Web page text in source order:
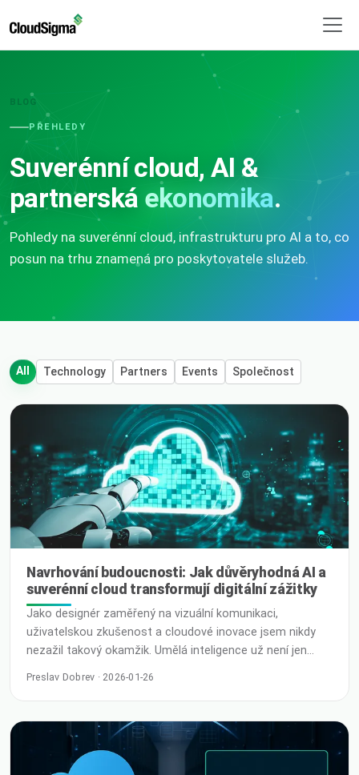
BLOG
PŘEHLEDY
Suverénní cloud, AI &
partnerská ekonomika.
Pohledy na suverénní cloud, infrastrukturu pro AI a to, co
posun na trhu znamená pro poskytovatele služeb.
All Technology Partners Events Společnost
Navrhování budoucnosti: Jak důvěryhodná AI a
suverénní cloud transformují digitální zážitky
Jako designér zaměřený na vizuální komunikaci,
uživatelskou zkušenost a cloudové inovace jsem nikdy
nezažil takový okamžik. Umělá inteligence už není jen
futuristickou myšlenkou; je to aktivní partner při
více integruje do našich pracovních postupů, vyvstává
Preslav Dobrev · 2026-01-26